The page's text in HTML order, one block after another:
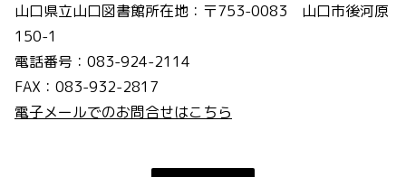
山口県立山口図書館所在地：〒753-0083 山口市後河原
150-1
電話番号：083-924-2114
FAX：083-932-2817
電子メールでのお問合せはこちら